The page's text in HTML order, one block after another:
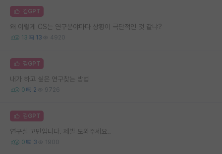
김GPT
왜 이렇게 CS는 연구분야마다 상황이 극단적인 것 같냐?
13 13 4920
김GPT
내가 하고 싶은 연구찾는 방법
0 2 9726
김GPT
연구실 고민입니다. 제발 도와주세요..
0 3 1900